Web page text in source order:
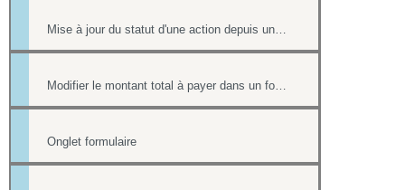
Mise à jour du statut d'une action depuis un formulaire
Modifier le montant total à payer dans un formulaire
Onglet formulaire